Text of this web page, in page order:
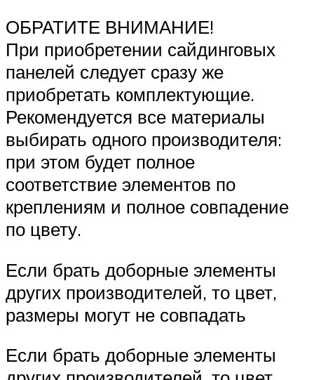
ОБРАТИТЕ ВНИМАНИЕ!
При приобретении сайдинговых
панелей следует сразу же
приобретать комплектующие.
Рекомендуется все материалы
выбирать одного производителя:
при этом будет полное
соответствие элементов по
креплениям и полное совпадение
по цвету.
Если брать доборные элементы
других производителей, то цвет,
размеры могут не совпадать
Если брать доборные элементы